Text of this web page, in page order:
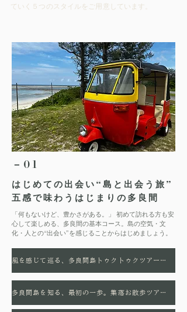
ていく５つのスタイルをご用意しています。
－01
はじめての出会い“島と出会う旅”
五感で味わうはじまりの多良間
「何もないけど、豊かさがある。」 初めて訪れる方も安
心して楽しめる、多良間の基本コース。島の空気・文
化・人との“出会い”を感じることからはじめましょう。
風を感じて巡る、多良間島トゥクトゥクツアー― 島の暮らしと物語に出会う、特別な島時間 ―
多良間島を知る、最初の一歩。集落お散歩ツアー ー暮らしの中に息づく美しさを歩くー